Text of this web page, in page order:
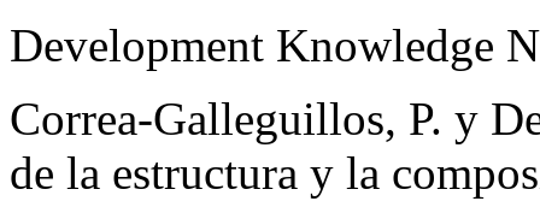
Development Knowledge
Correa-Galleguillos, P. y
de la estructura y la